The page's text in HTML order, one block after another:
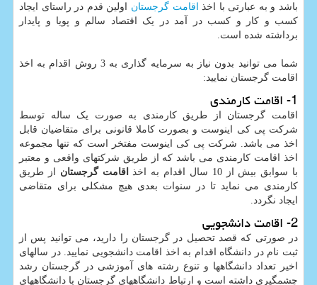
باشد و به عبارتی با اخذ اقامت گرجستان اولین قدم در راستای ایجاد
کسب و کار و کسب در آمد در یک اقتصاد سالم و پویا و پایدار
برداشته شده است.
شما می توانید بدون نیاز به سرمایه گذاری به 3 روش اقدام به اخذ
اقامت گرجستان نمایید:
1- اقامت کارمندی
اقامت گرجستان از طریق کارمندی به صورت یک ساله توسط
شرکت پی کی اینوست و بصورت کاملا قانونی برای متقاضیان قابل
اخذ می باشد. شرکت پی کی اینوست مفتخر است که تنها مجموعه
اخذ اقامت کارمندی می باشد که از طریق شرکتهای واقعی و معتبر
با سوابق بیش از 10 سال اقدام به اخذ
اقامت گرجستان از طریق
کارمندی می نماید تا در سنوات بعدی هیچ مشکلی برای متقاضی
ایجاد نگردد.
2- اقامت دانشجویی
در صورتی که قصد تحصیل در گرجستان را دارید، می توانید پس از
ثبت نام در دانشگاه اقدام به اخذ اقامت دانشجویی نمایید. در سالهای
اخیر تعداد دانشگاهها و تنوع رشته های آموزشی در گرجستان رشد
چشمگیری داشته است و ارتباط دانشگاههای گرجستان با دانشگاههای